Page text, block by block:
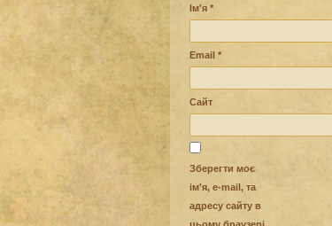
Ім'я *
Email *
Сайт
Зберегти моє
ім'я, e-mail, та
адресу сайту в